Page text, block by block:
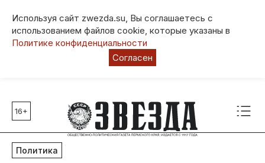
Используя сайт zwezda.su, Вы соглашаетесь с
использованием файлов cookie, которые указаны в
Политике конфиденциальности
Согласен
Главные темы
80 лет Победы
Молодежная столица РФ
16+
Политика